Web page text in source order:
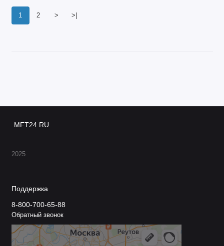
1 2 > >|
MFT24.RU
2025
Поддержка
8-800-700-65-88
Обратный звонок